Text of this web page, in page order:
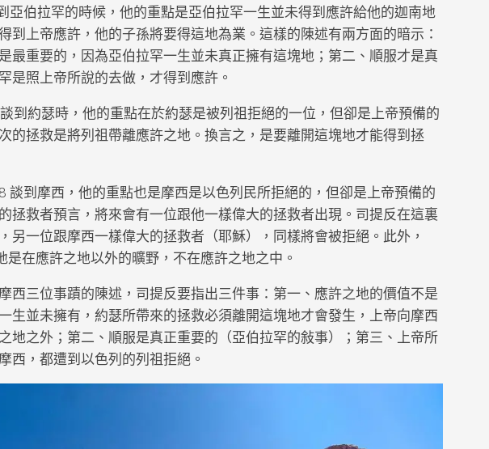
亞伯拉罕的時候，他的重點是亞伯拉罕一生並未得到應許給他的迦南地
到上帝應許，他的子孫將要得這地為業。這樣的陳述有兩方面的暗示：
最重要的，因為亞伯拉罕一生並未真正擁有這塊地；第二、順服才是真
是照上帝所說的去做，才得到應許。
到約瑟時，他的重點在於約瑟是被列祖拒絕的一位，但卻是上帝預備的
的拯救是將列祖帶離應許之地。換言之，是要離開這塊地才能得到拯
談到摩西，他的重點也是摩西是以色列民所拒絕的，但卻是上帝預備的
拯救者預言，將來會有一位跟他一樣偉大的拯救者出現。司提反在這裏
另一位跟摩西一樣偉大的拯救者（耶穌），同樣將會被拒絕。此外，
是在應許之地以外的曠野，不在應許之地之中。
西三位事蹟的陳述，司提反要指出三件事：第一、應許之地的價值不是
生並未擁有，約瑟所帶來的拯救必須離開這塊地才會發生，上帝向摩西
地之外；第二、順服是真正重要的（亞伯拉罕的敍事）；第三、上帝所
西，都遭到以色列的列祖拒絕。